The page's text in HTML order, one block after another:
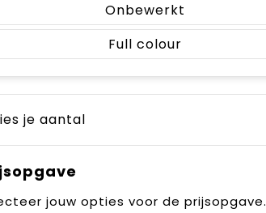
Onbewerkt
Full colour
je aantal
jouw opties voor de prijsopgave.